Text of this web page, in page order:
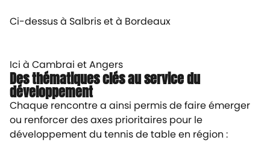
Ci-dessus à Salbris et à Bordeaux
Ici à Cambrai et Angers
Des thématiques clés au service du
développement
Chaque rencontre a ainsi permis de faire émerger
ou renforcer des axes prioritaires pour le
développement du tennis de table en région :